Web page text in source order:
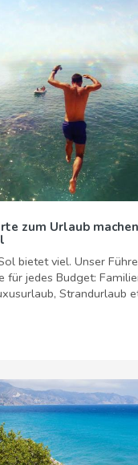
zum Urlaub
bietet viel. Unser
für jedes Budget:
Strandurlaub